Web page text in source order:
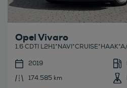
Opel Vivaro
1.6 CDTI
2019
174.585 km